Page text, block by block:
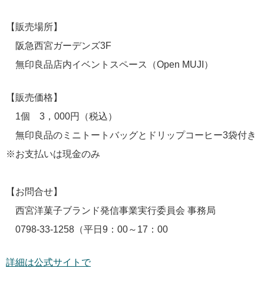
【販売場所】
阪急西宮ガーデンズ3F
無印良品店内イベントスペース（Open MUJI）
【販売価格】
1個 3，000円（税込）
無印良品のミニトートバッグとドリップコーヒー3袋付き
※お支払いは現金のみ
【お問合せ】
西宮洋菓子ブランド発信事業実行委員会 事務局
0798-33-1258（平日9：00～17：00
詳細は公式サイトで